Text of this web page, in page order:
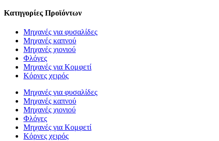
Κατηγορίες Προϊόντων
Μηχανές για φυσαλίδες
Μηχανές καπνού
Μηχανές χιονιού
Φλόγες
Μηχανές για Κομφετί
Κόρνες χειρός
Μηχανές για φυσαλίδες
Μηχανές καπνού
Μηχανές χιονιού
Φλόγες
Μηχανές για Κομφετί
Κόρνες χειρός